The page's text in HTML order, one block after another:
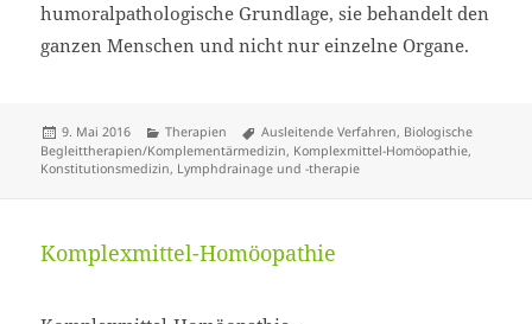
humoralpathologische Grundlage, sie behandelt den
ganzen Menschen und nicht nur einzelne Organe.
Veröffentlicht
am
9. Mai 2016 Kategorien
Therapien Schlagwörter
Ausleitende Verfahren, Biologische
Begleittherapien/Komplementärmedizin, Komplexmittel-Homöopathie,
Konstitutionsmedizin, Lymphdrainage und -therapie
Komplexmittel-Homöopathie